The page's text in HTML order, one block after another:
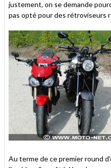
justement, on se demande
pas opté pour des rétroviseurs
Au terme de ce premier round